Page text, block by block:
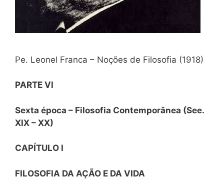
Pe. Leonel Franca – Noções de Filosofia (1918)
PARTE VI
Sexta época – Filosofia Contemporânea (See.
XIX – XX)
CAPÍTULO I
FILOSOFIA DA AÇÃO Ε DA VIDA